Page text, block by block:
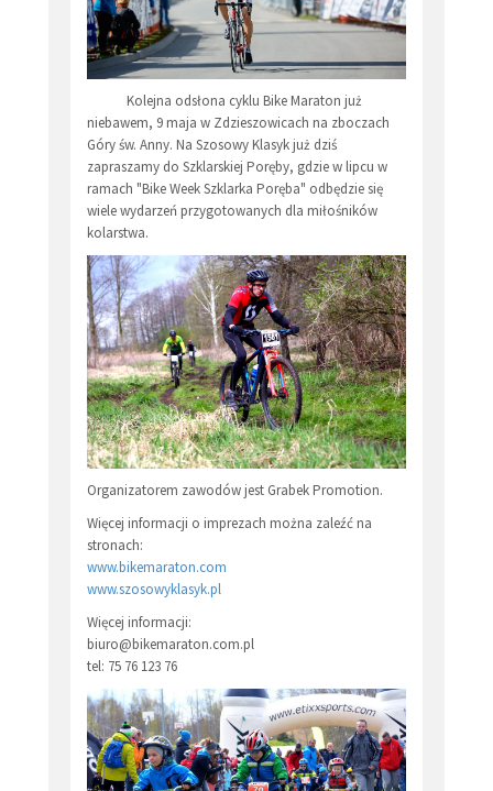
Kolejna odsłona cyklu Bike Maraton już
niebawem, 9 maja w Zdzieszowicach na zboczach
Góry św. Anny. Na Szosowy Klasyk już dziś
zapraszamy do Szklarskiej Poręby, gdzie w lipcu w
ramach "Bike Week Szklarka Poręba" odbędzie się
wiele wydarzeń przygotowanych dla miłośników
kolarstwa.
Organizatorem zawodów jest Grabek Promotion.
Więcej informacji o imprezach można zaleźć na
stronach:
www.bikemaraton.com
www.szosowyklasyk.pl
Więcej informacji:
biuro@bikemaraton.com.pl
tel: 75 76 123 76